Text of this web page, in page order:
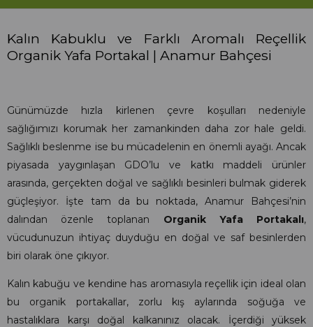
Kalın Kabuklu ve Farklı Aromalı Reçellik
Organik Yafa Portakal | Anamur Bahçesi
Günümüzde hızla kirlenen çevre koşulları nedeniyle
sağlığımızı korumak her zamankinden daha zor hale geldi.
Sağlıklı beslenme ise bu mücadelenin en önemli ayağı. Ancak
piyasada yaygınlaşan GDO’lu ve katkı maddeli ürünler
arasında, gerçekten doğal ve sağlıklı besinleri bulmak giderek
güçleşiyor. İşte tam da bu noktada, Anamur Bahçesi’nin
dalından özenle toplanan Organik Yafa Portakalı,
vücudunuzun ihtiyaç duyduğu en doğal ve saf besinlerden
biri olarak öne çıkıyor.
Kalın kabuğu ve kendine has aromasıyla reçellik için ideal olan
bu organik portakallar, zorlu kış aylarında soğuğa ve
hastalıklara karşı doğal kalkanınız olacak. İçerdiği yüksek